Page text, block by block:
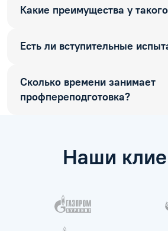
Какие преимущества у
Есть ли вступительные
Сколько времени занимает
профпереподготовка?
Наши